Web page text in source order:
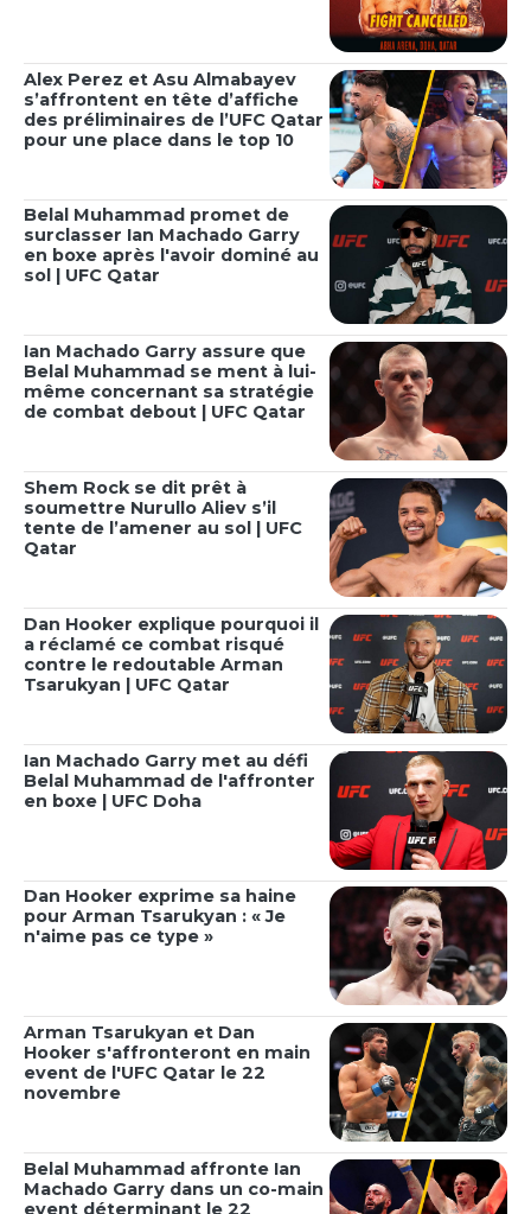
Alex Perez et Asu Almabayev
s’affrontent en tête d’affiche
des préliminaires de l’UFC Qatar
pour une place dans le top 10
Belal Muhammad promet de
surclasser Ian Machado Garry
en boxe après l'avoir dominé au
sol | UFC Qatar
Ian Machado Garry assure que
Belal Muhammad se ment à lui-
même concernant sa stratégie
de combat debout | UFC Qatar
Shem Rock se dit prêt à
soumettre Nurullo Aliev s’il
tente de l’amener au sol | UFC
Qatar
Dan Hooker explique pourquoi il
a réclamé ce combat risqué
contre le redoutable Arman
Tsarukyan | UFC Qatar
Ian Machado Garry met au défi
Belal Muhammad de l'affronter
en boxe | UFC Doha
Dan Hooker exprime sa haine
pour Arman Tsarukyan : « Je
n'aime pas ce type »
Arman Tsarukyan et Dan
Hooker s'affronteront en main
event de l'UFC Qatar le 22
novembre
Belal Muhammad affronte Ian
Machado Garry dans un co-main
event déterminant le 22